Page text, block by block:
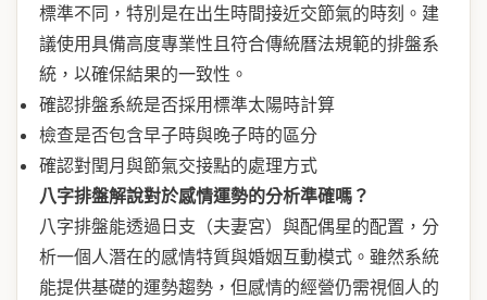
標準不同，特別是在出生時間接近交節氣的時刻。建
議使用具備高度專業性且符合傳統曆法規範的排盤系
統，以確保結果的一致性。
確認排盤系統是否採用標準太陽時計算
檢查是否包含早子時與晚子時的區分
確認對閏月與節氣交接點的處理方式
八字排盤解說對於感情運勢的分析準確嗎？
八字排盤能透過日支（夫妻宮）與配偶星的配置，分
析一個人潛在的感情特質與婚姻互動模式。雖然系統
能提供基礎的運勢趨勢，但感情的經營仍需視個人的